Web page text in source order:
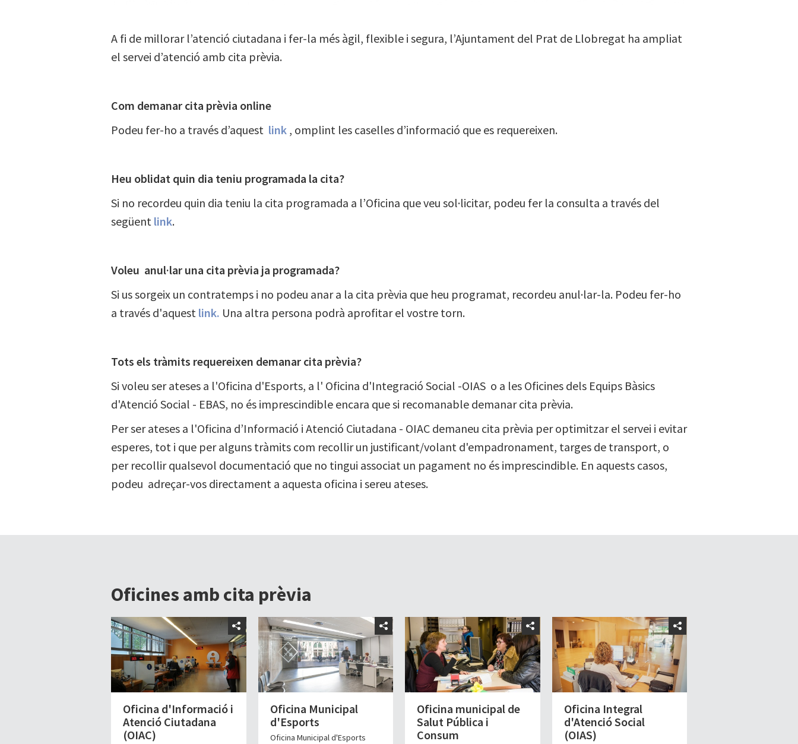
A fi de millorar l’atenció ciutadana i fer-la més àgil, flexible i segura, l’Ajuntament del Prat de Llobregat ha ampliat
el servei d’atenció amb cita prèvia.
Com demanar cita prèvia online
Podeu fer-ho a través d’aquest link , omplint les caselles d’informació que es requereixen.
Heu oblidat quin dia teniu programada la cita?
Si no recordeu quin dia teniu la cita programada a l’Oficina que veu sol·licitar, podeu fer la consulta a través del
següent link.
Voleu anul·lar una cita prèvia ja programada?
Si us sorgeix un contratemps i no podeu anar a la cita prèvia que heu programat, recordeu anul·lar-la. Podeu fer-ho
a través d'aquest link. Una altra persona podrà aprofitar el vostre torn.
Tots els tràmits requereixen demanar cita prèvia?
Si voleu ser ateses a l'Oficina d'Esports, a l' Oficina d'Integració Social -OIAS o a les Oficines dels Equips Bàsics
d'Atenció Social - EBAS, no és imprescindible encara que si recomanable demanar cita prèvia.
Per ser ateses a l'Oficina d’Informació i Atenció Ciutadana - OIAC demaneu cita prèvia per optimitzar el servei i evitar
esperes, tot i que per alguns tràmits com recollir un justificant/volant d'empadronament, targes de transport, o
per recollir qualsevol documentació que no tingui associat un pagament no és imprescindible. En aquests casos,
podeu adreçar-vos directament a aquesta oficina i sereu ateses.
Oficines amb cita prèvia
Oficina d'Informació i
Atenció Ciutadana
(OIAC)
Oficina Municipal
d'Esports
Oficina Municipal d'Esports
Oficina municipal de
Salut Pública i
Consum
Oficina Integral
d'Atenció Social
(OIAS)